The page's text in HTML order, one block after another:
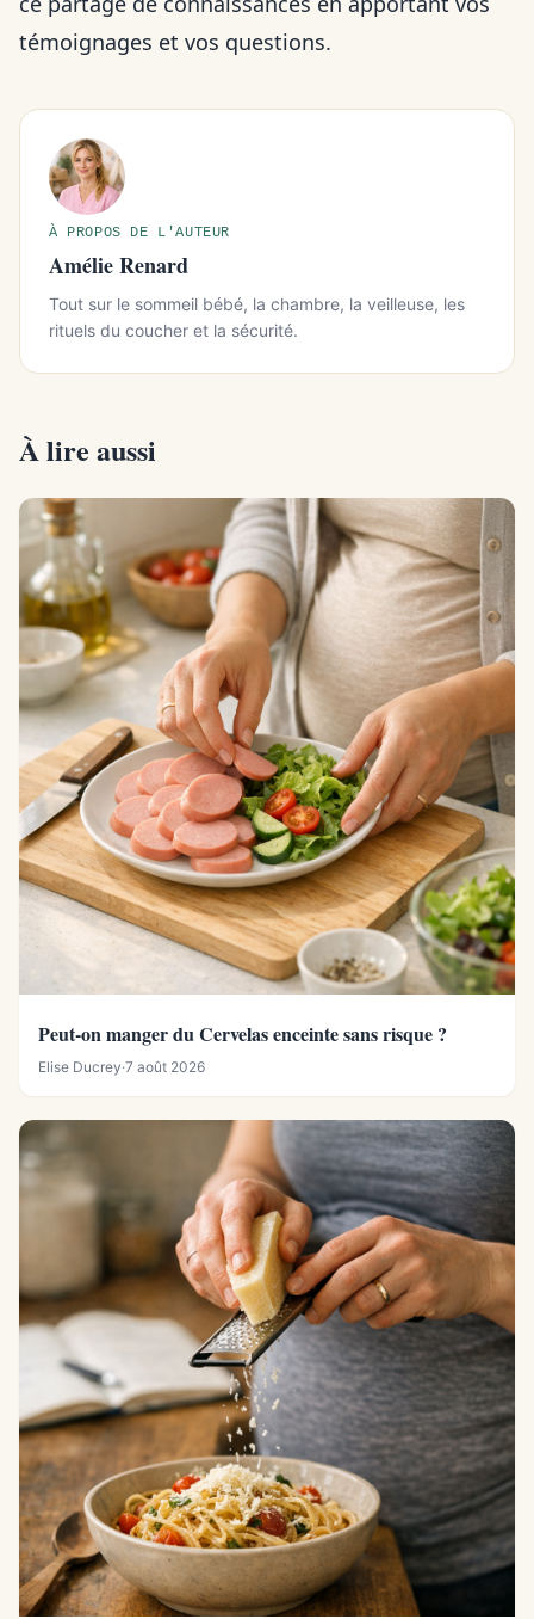
témoignages et vos questions.
À PROPOS DE L'AUTEUR
Amélie Renard
Tout sur le sommeil bébé, la chambre, la veilleuse, les
rituels du coucher et la sécurité.
À lire aussi
Peut-on manger du Cervelas enceinte sans risque ?
Elise Ducrey·7 août 2026